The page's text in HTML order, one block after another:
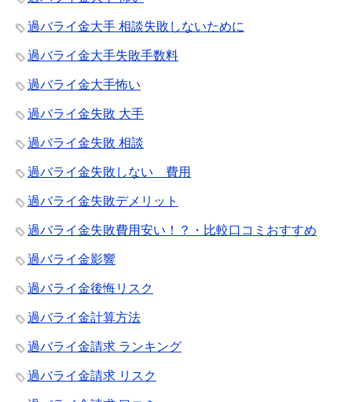
過バライ金大手 相談失敗しないために
過バライ金大手失敗手数料
過バライ金大手怖い
過バライ金失敗 大手
過バライ金失敗 相談
過バライ金失敗しない 費用
過バライ金失敗デメリット
過バライ金失敗費用安い！？・比較口コミおすすめ
過バライ金影響
過バライ金後悔リスク
過バライ金計算方法
過バライ金請求 ランキング
過バライ金請求 リスク